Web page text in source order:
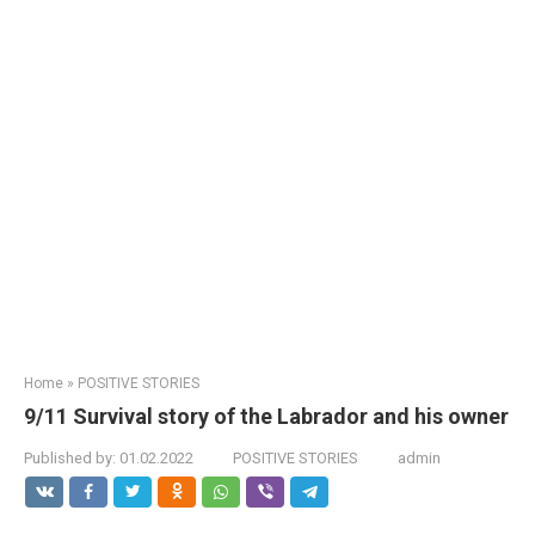
Home » POSITIVE STORIES
9/11 Survival story of the Labrador and his owner
Published by: 01.02.2022 POSITIVE STORIES admin